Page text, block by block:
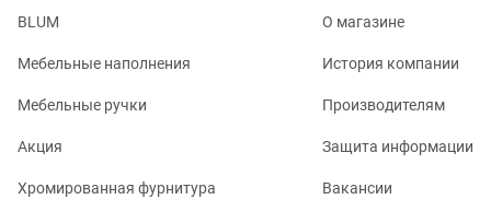
BLUM
Мебельные наполнения
Мебельные ручки
Акция
Хромированная фурнитура
О магазине
История компании
Производителям
Защита информации
Вакансии